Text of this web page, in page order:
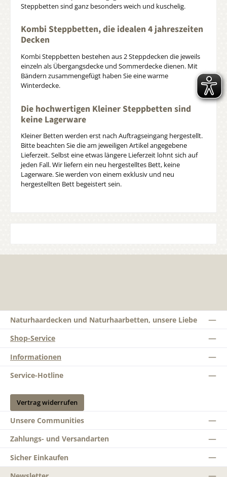
Steppbetten sind ganz besonders weich und kuschelig.
Kombi Steppbetten, die idealen 4 jahreszeiten
Decken
Kombi Steppbetten bestehen aus 2 Steppdecken die jeweils
einzeln als Übergangsdecke und Sommerdecke dienen. Mit
Bändern zusammengefügt haben Sie eine warme
Winterdecke.
Die hochwertigen Kleiner Steppbetten sind
keine Lagerware
Kleiner Betten werden erst nach Auftragseingang hergestellt.
Bitte beachten Sie die am jeweiligen Artikel angegebene
Lieferzeit. Selbst eine etwas längere Lieferzeit lohnt sich auf
jeden Fall. Wir liefern ein neu hergestelltes Bett, keine
Lagerware. Sie werden von einem exklusiv und neu
hergestellten Bett begeistert sein.
Naturhaardecken und Naturhaarbetten, unsere Liebe
Shop-Service
Informationen
Service-Hotline
Vertrag widerrufen
Unsere Communities
Zahlungs- und Versandarten
Sicher Einkaufen